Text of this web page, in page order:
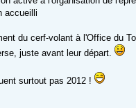
accueilli
du cerf-volant à l'Office du
juste avant leur départ.
surtout pas 2012 !